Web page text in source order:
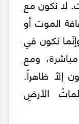
لا نكون مع
الموت أو
نكون في
ومع
إلّا ظاهراً.
الأرضِ